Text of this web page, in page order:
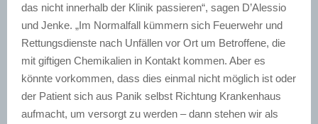
das nicht innerhalb der Klinik passieren“, sagen D’Alessio
und Jenke. „Im Normalfall kümmern sich Feuerwehr und
Rettungsdienste nach Unfällen vor Ort um Betroffene, die
mit giftigen Chemikalien in Kontakt kommen. Aber es
könnte vorkommen, dass dies einmal nicht möglich ist oder
der Patient sich aus Panik selbst Richtung Krankenhaus
aufmacht, um versorgt zu werden – dann stehen wir als